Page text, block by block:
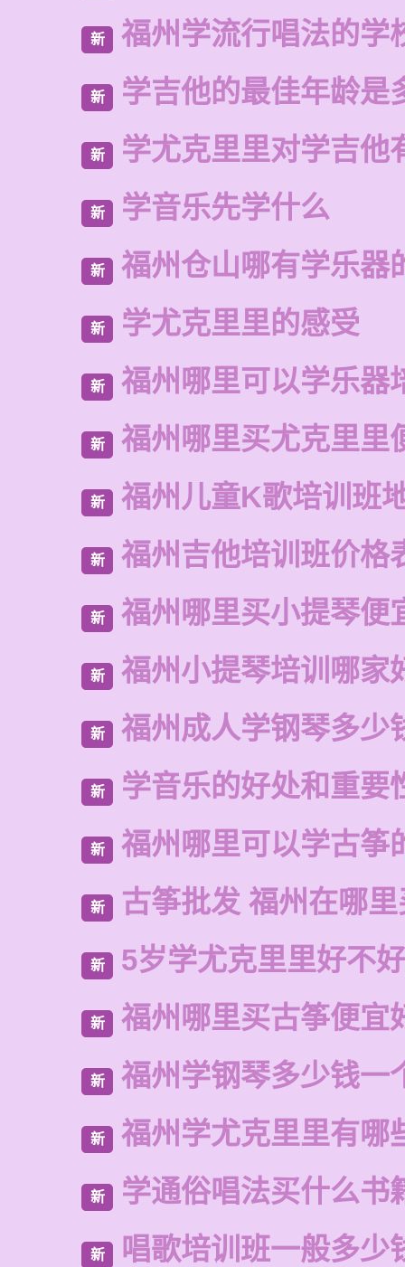
新 福州学流行唱法的学
新 学吉他的最佳年龄是
新 学尤克里里对学吉他
新 学音乐先学什么
新 福州仓山哪有学乐器
新 学尤克里里的感受
新 福州哪里可以学乐器
新 福州哪里买尤克里里
新 福州儿童K歌培训班
新 福州吉他培训班价格
新 福州哪里买小提琴便
新 福州小提琴培训哪家
新 福州成人学钢琴多少
新 学音乐的好处和重要
新 福州哪里可以学古筝
新 古筝批发 福州在哪
新 5岁学尤克里里好不好
新 福州哪里买古筝便宜
新 福州学钢琴多少钱一
新 福州学尤克里里有哪
新 学通俗唱法买什么书
新 唱歌培训班一般多少